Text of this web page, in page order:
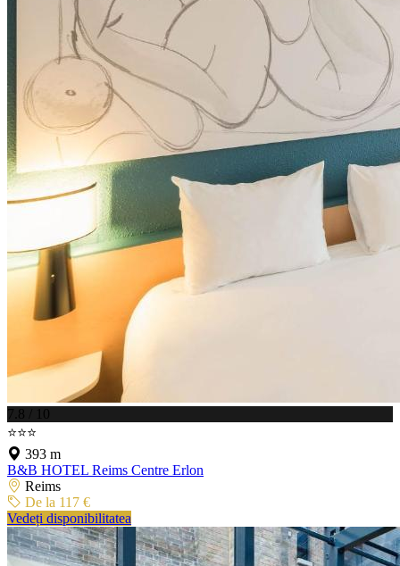
7.8 / 10
⭐⭐⭐
393 m
B&B HOTEL Reims Centre Erlon
Reims
De la 117 €
Vedeți disponibilitatea